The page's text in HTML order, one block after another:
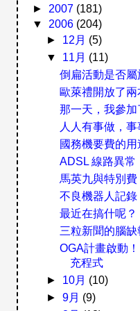
► 2007 (181)
▼ 2006 (204)
► 12月 (5)
▼ 11月 (11)
倒扁活動是否屬
歐萊禮開放了
那一天，我參加
人人有事做，
國務機要費的用
ADSL 線路異常
馬英九與特別費
不良機器人記錄
最近在搞什呢？
三粒新聞的腦缺
OGA計畫啟動
充程式
► 10月 (10)
► 9月 (9)